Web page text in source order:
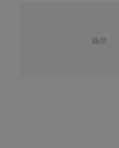
があります。改めて当サ
種類